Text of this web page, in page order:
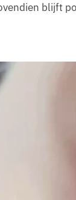
blijft